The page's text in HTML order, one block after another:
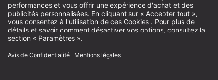
Mentions légales
Conditions Générales
Protection des Données
Paramètres des Cookies